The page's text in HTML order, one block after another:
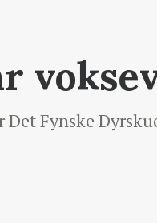
Fynske